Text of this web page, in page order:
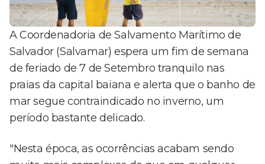
A Coordenadoria de Salvamento Marítimo de
Salvador (Salvamar) espera um fim de semana
de feriado de 7 de Setembro tranquilo nas
praias da capital baiana e alerta que o banho de
mar segue contraindicado no inverno, um
período bastante delicado.
"Nesta época, as ocorrências acabam sendo